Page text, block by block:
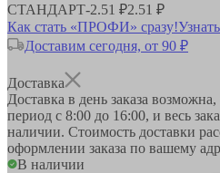
СТАНДАРТ-2.51 ₽2.51 ₽
Как стать «ПРОФИ» сразу!
Доставим сегодня, от 90 ₽
Доставка
Доставка в день заказа
период с 8:00 до 16:00, и весь
наличии. Стоимость доставки
оформлении заказа по вашему
В наличии